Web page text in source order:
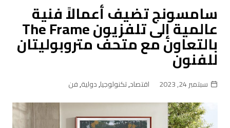
سامسونج تضيف أعمالاً فنية
عالمية إلى تلفزيون The Frame
بالتعاون مع متحف متروبوليتان
للفنون
سبتمبر 24, 2023 اقتصاد,تكنولوجيا,دولية,فن